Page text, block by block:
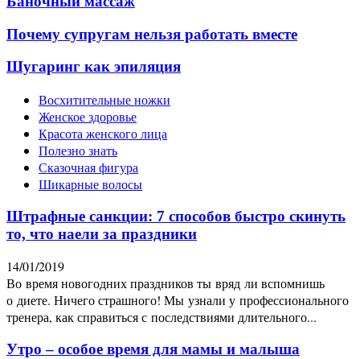
Почему супругам нельзя работать вместе
Шугаринг как эпиляция
Восхитительные ножки
Женское здоровье
Красота женского лица
Полезно знать
Сказочная фигура
Шикарные волосы
Штрафные санкции: 7 способов быстро скинуть
то, что наели за праздники
14/01/2019
Во время новогодних праздников ты вряд ли вспомнишь
о диете. Ничего страшного! Мы узнали у профессионального
тренера, как справиться с последствиями длительного...
Утро – особое время для мамы и малыша